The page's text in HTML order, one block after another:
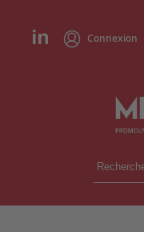
Connexion